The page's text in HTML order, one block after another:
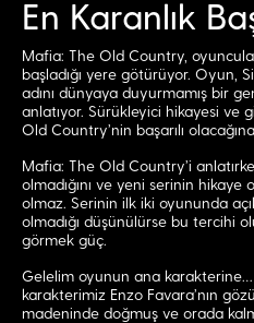
En Karanlık
Mafia: The Old Country,
başladığı yere götürüyor. Oyun,
adını dünyaya duyurmamış bir
anlatıyor. Sürükleyici hikayesi ve
Old Country’nin başarılı
Mafia: The Old Country’i
olmadığını ve yeni serinin
olmaz. Serinin ilk iki oyununda
olmadığı düşünülürse bu tercihi
görmek güç.
Gelelim oyunun ana
karakterimiz Enzo Favara’nın
madeninde doğmuş ve orada